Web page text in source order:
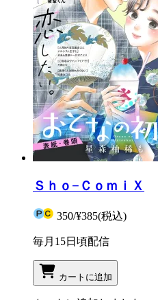
Ｓｈｏ−ＣｏｍｉＸ
350/¥385(税込)
毎月15日頃配信
カートに追加